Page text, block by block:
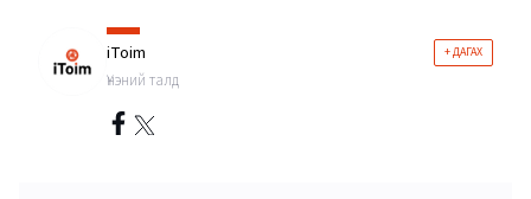
iToim + ДАГАХ
Үнэний талд